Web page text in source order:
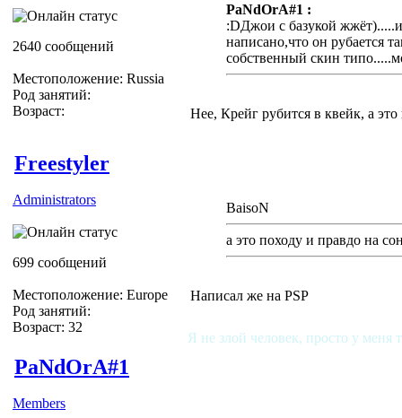
2640 сообщений
Местоположение: Russia
Род занятий:
Возраст:
PaNdOrA#1 :
:DДжои с базукой
написано,что он рубается
собственный скин
Нее, Крейг рубится в квейк, а
Freestyler
Administrators
699 сообщений
Местоположение: Europe
Род занятий:
Возраст: 32
BaisoN
а это походу и правдо на
Написал же на PSP
Я не злой человек, просто у меня
PaNdOrA#1
Members